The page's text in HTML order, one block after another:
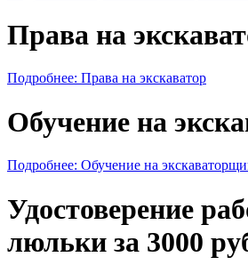
Права на
Подробнее: Права на экскаватор
Обучение на
Подробнее: Обучение на
Удостоверение
люльки за 3000